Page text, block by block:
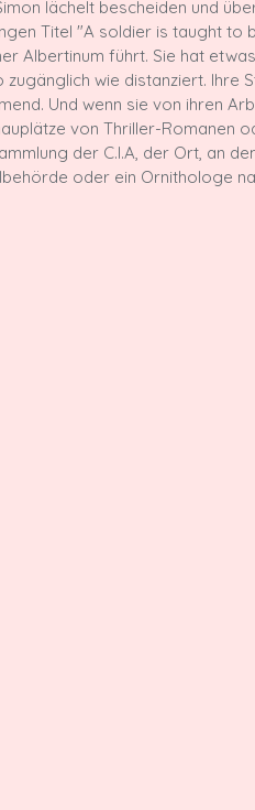
lächelt bescheiden und
Titel "A soldier is taught to
Albertinum führt. Sie hat
zugänglich wie distanziert. Ihre
Und wenn sie von ihren
von Thriller-Romanen
der C.I.A, der Ort, an
oder ein Ornithologe